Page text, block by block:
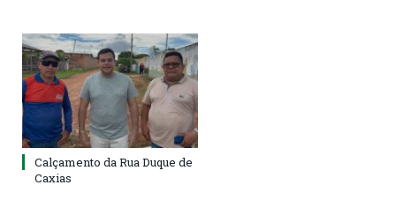
Calçamento da Rua Duque de
Caxias